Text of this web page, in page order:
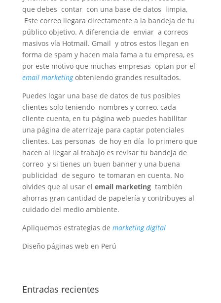
que debes contar con una base de datos limpia,
Este correo llegara directamente a la bandeja de tu
público objetivo. A diferencia de enviar a correos
masivos vía Hotmail. Gmail y otros estos llegan en
forma de spam y hacen mala fama a tu empresa, es
por este motivo que muchas empresas optan por el
email marketingobteniendo grandes resultados.
Puedes logar una base de datos de tus posibles
clientes solo teniendo nombres y correo, cada
cliente cuenta, en tu página web puedes habilitar
una página de aterrizaje para captar potenciales
clientes. Las personas de hoy en día lo primero que
hacen al llegar al trabajo es revisar tu bandeja de
correo y si tienes un buen banner y una buena
publicidad de seguro te tomaran en cuenta. No
olvides que al usar el email marketingtambién
ahorras gran cantidad de papelería y contribuyes al
cuidado del medio ambiente.
Apliquemos estrategias de marketing digital
Diseño páginas web en Perú
Entradas recientes